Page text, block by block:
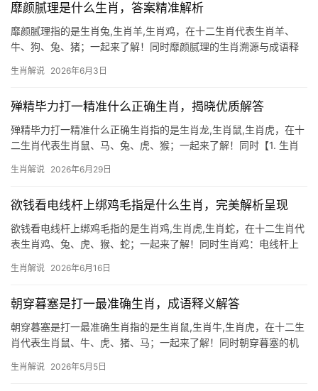
靡颜腻理是什么生肖，答案精准解析
靡颜腻理指的是生肖兔,生肖羊,生肖鸡，在十二生肖代表生肖羊、
牛、狗、兔、猪；一起来了解！同时靡颜腻理的生肖溯源与成语释
引申为事物精致完美，若论其对应的生肖，需结合十二地支中“未”位
生肖解说 2026年6月3日
殚精毕力打一精准什么正确生肖，揭晓优质解答
殚精毕力打一精准什么正确生肖指的是生肖龙,生肖鼠,生肖虎，在十
二生肖代表生肖鼠、马、兔、虎、猴；一起来了解！同时【1. 生肖
上半年易遇“项目被抢”“团队停滞”，尤其29岁至41岁者职场恐遭打
生肖解说 2026年6月29日
欲钱看电线杆上绑鸡毛指是什么生肖，完美解析呈现
欲钱看电线杆上绑鸡毛指的是生肖鸡,生肖虎,生肖蛇，在十二生肖代
表生肖鸡、兔、虎、猴、蛇；一起来了解！同时生肖鸡：电线杆上
毛轻飘却高悬，象征生肖鸡之人志向高远，但易因锋芒过露招惹是
生肖解说 2026年6月16日
朝穿暮塞是打一最准确生肖，成语释义解答
朝穿暮塞是打一最准确生肖指的是生肖鼠,生肖牛,生肖虎，在十二生
肖代表生肖鼠、牛、虎、猪、马；一起来了解！同时朝穿暮塞的机
昼伏夜出，白天钻洞（塞）、夜晚觅食（穿），恰合这一成语的意
生肖解说 2026年5月5日